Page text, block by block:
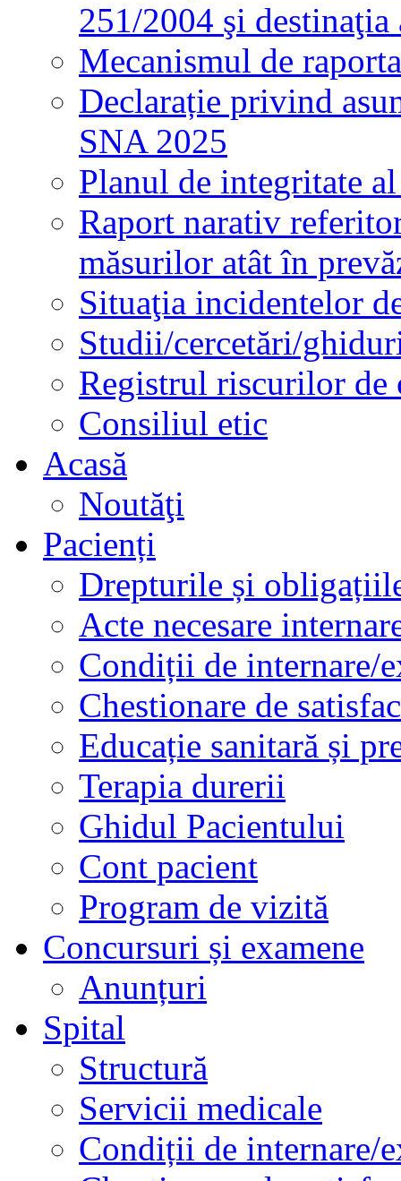
251/2004 şi destinaţia
Mecanismul de
Declarație privind
SNA 2025
Planul de integritate
Raport narativ
măsurilor atât în
Situaţia incidentelor
Studii/cercetări/
Registrul riscurilor de
Consiliul etic
Acasă
Noutăţi
Pacienți
Drepturile și
Acte necesare
Condiții de internare/
Chestionare de
Educație sanitară și
Terapia durerii
Ghidul Pacientului
Cont pacient
Program de vizită
Concursuri și examene
Anunțuri
Spital
Structură
Servicii medicale
Condiții de internare/